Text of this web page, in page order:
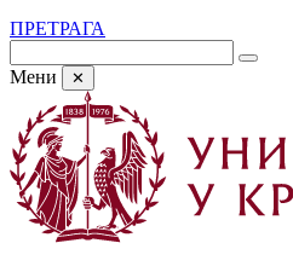
ПРЕТРАГА
Мени ✕